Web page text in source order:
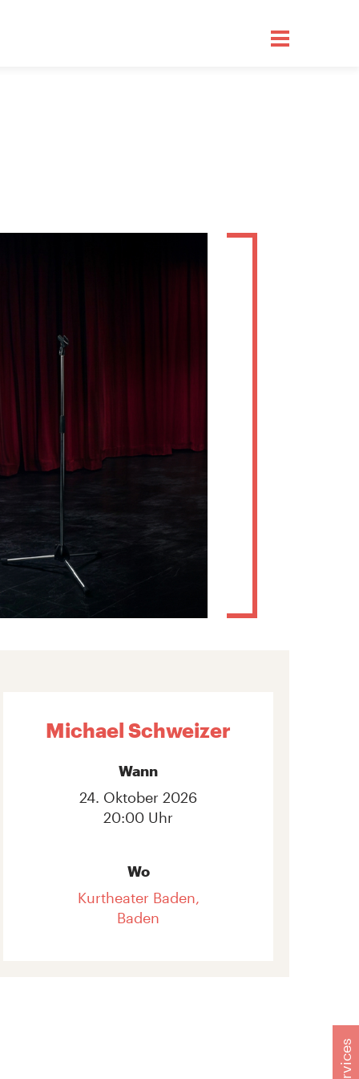
Services
Michael Schweizer
Wann
24. Oktober 2026
20:00 Uhr
Wo
Kurtheater Baden,
Baden